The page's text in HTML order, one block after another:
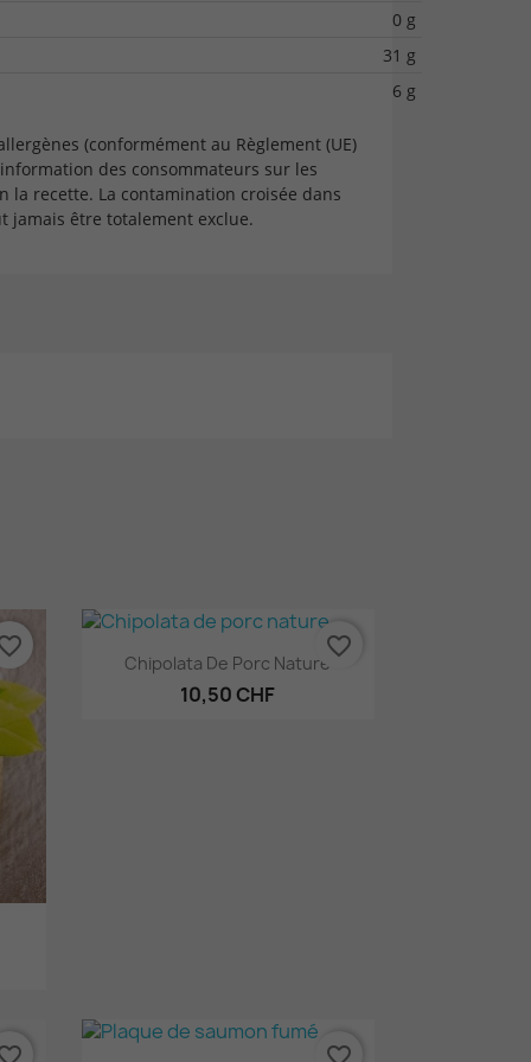
0 g
31 g
6 g
(conformément au Règlement (UE)
des consommateurs sur les
la recette. La contamination croisée dans
jamais être totalement exclue.
Aperçu rapide
Chipolata De Porc Nature
10,50 CHF
favorite_border
favorite_border